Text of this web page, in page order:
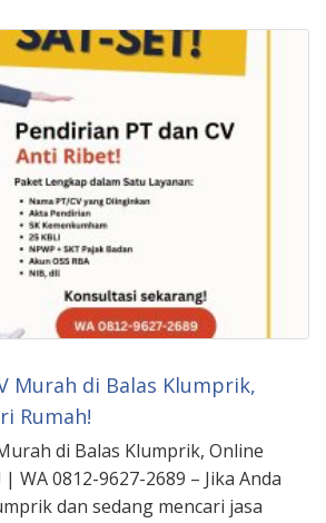
Murah di Balas Klumprik,
Rumah!
di Balas Klumprik, Online
WA 0812-9627-2689 – Jika Anda
dan sedang mencari jasa